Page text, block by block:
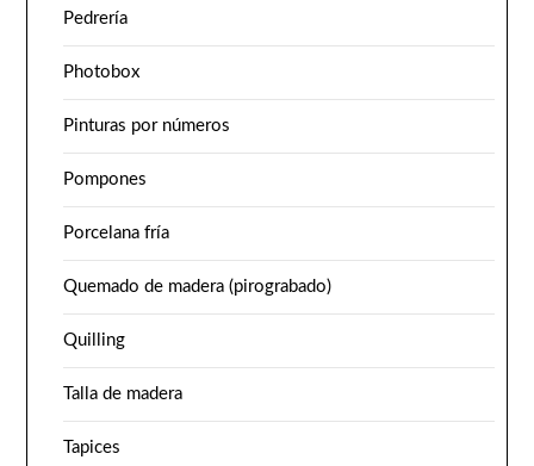
Pedrería
Photobox
Pinturas por números
Pompones
Porcelana fría
Quemado de madera (pirograbado)
Quilling
Talla de madera
Tapices